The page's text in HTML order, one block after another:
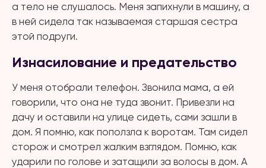
а тело не слушалось. Меня запихнули в машину, а
в ней сидела так называемая старшая сестра
этой подруги.
Изнасилование и предательство
У меня отобрали телефон. Звонила мама, а ей
говорили, что она не туда звонит. Привезли на
дачу и оставили на улице сидеть, сами зашли в
дом. Я помню, как поползла к воротам. Там сидел
сторож и смотрел жалким взглядом. Помню, как
ударили по голове и затащили за волосы в дом. А